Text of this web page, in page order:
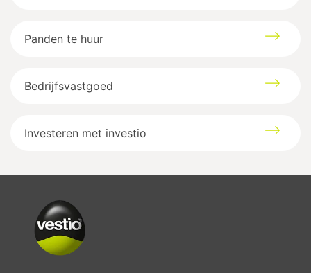
Panden te huur
Bedrijfsvastgoed
Investeren met investio